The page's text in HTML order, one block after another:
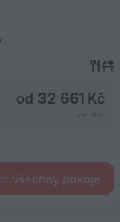
od 32 661 Kč
všechny pokoje